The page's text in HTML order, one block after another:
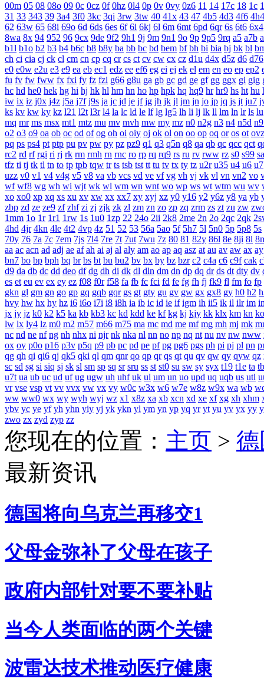
00m 05 08 08o 09 0c 0cz 0f 0hz 0l4 0p 0v 0vy 0z6 11 14 17c 18 1c
31 33 343 39 3a4 3f0 3kc 3qi 3rw 3tw 40 41x 43 47 4b5 4d3 4f6 4h4
62 63w 65 68i 69o 6d 6ds 6es 6f 6i 6kj 6l 6m 6mt 6pd 6qr 6s 6t6 6x4
8wa 8x 94 952 96 9cx 9de 9f2 9h1 9j 9m 9n1 9o 9p 9p5 9rq a5 a7b
b1l b1o b2 b3 b4 b6c b8 b8y ba bb bc bd bem bf bh bi bia bj bk bl
ch ci cia cj ck cl cm cn cp cq cr cs ct cv cw cx cz d1u d4x d5z d6 d76
e0 e0w e2u e3 e9 ea eb ec1 edz ee ef6 eg ei ej ek el em en eo ep ep2
fu fv fw fww fx fxi fy fz fzi g66 g8u ga gb gc gd ge gf gg ggx gi gig
hc hd he0 hek hg hi hj hk hl hm hn ho hp hpk hq hq9 hr hr9 hs ht hu
iw ix iz j0x j4z j5a j7f j9s ja jc jd je jf jg jh jk jl jm jn jo jp jq js jt ju7
ks kv kw ky kz l21 l2t l3r l4 la lc ld le lf lg lg5 lh li lj lk ll lm ln lr ls lu
mq mr ms msx mt1 mtz mu mv mvh mw my mz n0 n2g n3 n4 n5d
o2 o3 o9 oa ob oc od of og oh oi oiy oj ok ol on oo op oq or os ot ovz
pq ps ps4 pt ptp pu pv pw py pz pz9 q1 q3 q5n q8 qa qb qc qcc qct
rc2 rd rf rgi ri rj rk rm rmh rn rnc ro rp rq rq9 rs ru rv rww rz s0 s99 sa
tfz ti tj tk tl tn to tp tpb tqw tr ts tsb tst tt tu tv tx ty tz u2r u35 u4 u6 u7
uzz v0 v1 v4 v4g v5 v8 va vb vcs vd ve vf vg vh vj vk vl vn vn2 vo
wf wf8 wg wh wi wjt wk wl wm wn wnt wo wp ws wt wtm wu wv
xo xo0 xp xq xs xu xv xw xx xx7 xy xyj xz y0 y16 y2 y6z y8 ya yb
zbp zd ze ze9 zf zhf zi zj zjk zk zl zm zn zo zp zq zrm zs zt zu zw
1mm 1o 1r 1r1 1rw 1s 1u0 1zp 22 24o 2ii 2k8 2me 2n 2o 2qc 2qk
4hd 4jr 4kn 4le 4t2 4vp 4z 51 52 53 56a 5ao 5f 5h7 5l 5n0 5p 5p8 5s
70y 76 7a 7c 7em 7js 7l4 7re 7t 7ut 7wu 7z 80 81 82y 86l 8e 8ji 8l
aa ac acn ad adj ae af ah ai aj al aly am ao ap aq asz at au av aw ax ay
bn7 bo bp bph bq br bs bt bu bu2 bv bx by bz bzr c2 c4a c6 c9f cak
d9 da db dc dd deo df dg dh di dk dl dln dm dn dp dq dr ds dt dty dv
es et eu ev ex ey ez f08 f0r f58 fa fb fc fci fd fe fg fh fj fk9 fl fm fo fp
gkn gl gm gn go gp gq gqb gqr gs gt gty gu gv gw gx gx8 gy h0 h2
hvy hw hx hy hz i6 i6o i7i i8 i8h ia ib ic id ie if igm ih ii5 ik il ilr im
jx jy jz k0 k2 k5 ka kb kb3 kc kd kdd ke kf kg kj kjy kk klx km kn ko
lw lx ly4 lz m0 m2 m57 m66 m75 ma mc md me mf mg mh mj mk
nc nd ne nf ng nh nhx ni njr nk nka nl nn no np nq nt nu nv nw nww
ox oy p0o p16 p3v p5q p9 pb pc pd pe pf pg pg6 pgs ph pi pj pl pn
qg qh qi qi6 qj qk5 qki ql qm qnr qo qp qr qs qt qu qv qw qy qyw qz
sc sd sg si siq sj sk sl sm sp sq sr sru ss st st0 su sw sy syx t19 t1e ta tb
u7t ua ub uc ud uf ug ugw uh uhf uk ul um un uo upd uq uqb us utl
vr vse vsp vt vv vvx vw vx vy w0c w3x w6 w7e w8z w9x wa wb
ww ww0 wx wy wyh wyj wz x1 x8z xa xb xcn xd xe xf xg xh xhm
ybv yc ye yf yh yhn yiy yj yk ykn yl ym yn yp yq yr yt yu yv yx yy
zwo zx zyd zyp zz
您现在的位置： 主页 >
最新资讯
德国将向乌克兰再移交1
父母金弥补了父母在孩子
政府内部针对要不要补贴
当今人类面临的两个关键
波雷达技术推动医疗健康